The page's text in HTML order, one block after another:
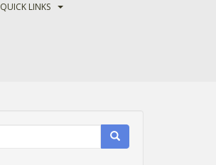
QUICK LINKS